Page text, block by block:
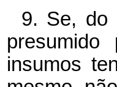
9. Se, do
insumos